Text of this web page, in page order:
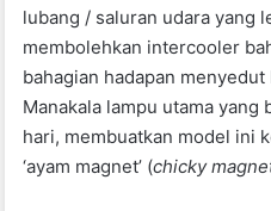
lubang / saluran udara yang
membolehkan intercooler
bahagian hadapan
Manakala lampu utama yang
hari, membuatkan model ini
‘ayam magnet’ (chicky